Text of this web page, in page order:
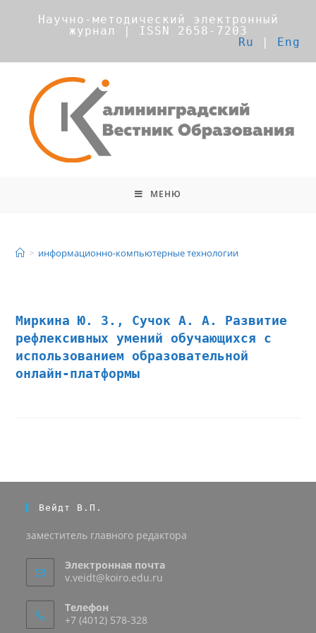
Научно-методический электронный
журнал | ISSN 2658-7203
Ru | Eng
МЕНЮ
> информационно-компьютерные технологии
Миркина Ю. З., Сучок А. А. Развитие
рефлексивных умений обучающихся с
использованием образовательной
онлайн-платформы
Вейдт В.П.
заместитель главного редактора
Электронная почта
v.veidt@koiro.edu.ru
Телефон
+7 (4012) 578-328